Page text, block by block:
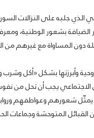
الذي جلبه على النزالات
بشعور الوطنية،
دون المساواة مع غيرهم
وأبرزتها بشكل «أكل
الاجتماعي يجب أن تحل
يمثّل شعورهم وعواطفهم
القبائل المتوحشة وجماعات
في الحزب السوري
الخامسة من